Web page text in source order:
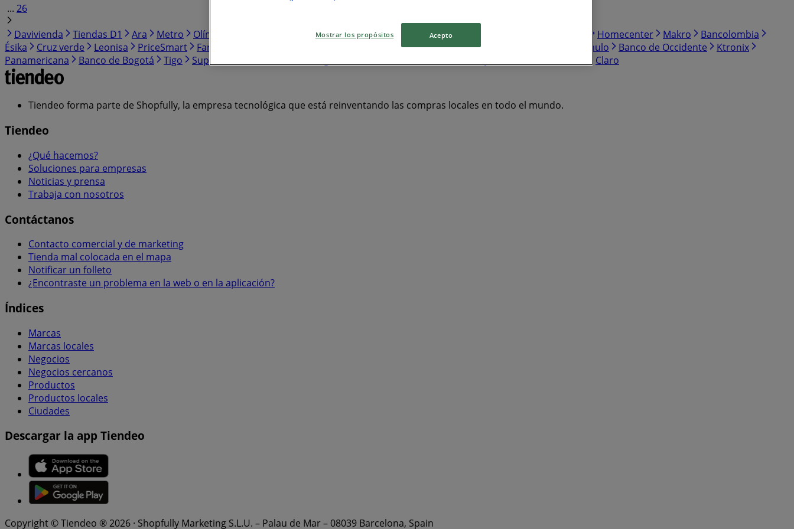
... 26
Davivienda
Tiendas D1 Ara Metro Olímpica Banco AV Villas Alkosto Éxito Jumbo Homecenter Makro
Bancolombia
Ésika
Cruz verde Leonisa PriceSmart FarmaTodo Banco Falabella Banco Caja Social Calzado Romulo Banco de Occidente
Ktronix
Panamericana
Banco de Bogotá Tigo Super Inter Claro
Tiendeo forma parte de Shopfully, la empresa tecnológica que está reinventando las compras locales en todo el mundo.
Tiendeo
¿Qué hacemos?
Soluciones para empresas
Noticias y prensa
Trabaja con nosotros
Contáctanos
Contacto comercial y de marketing
Tienda mal colocada en el mapa
Notificar un folleto
¿Encontraste un problema en la web o en la aplicación?
Índices
Marcas
Marcas locales
Negocios
Negocios cercanos
Productos
Productos locales
Ciudades
Descargar la app Tiendeo
Copyright © Tiendeo ® 2026 · Shopfully Marketing S.L.U. – Palau de Mar – 08039 Barcelona, Spain
Mostrar los propósitos Acepto